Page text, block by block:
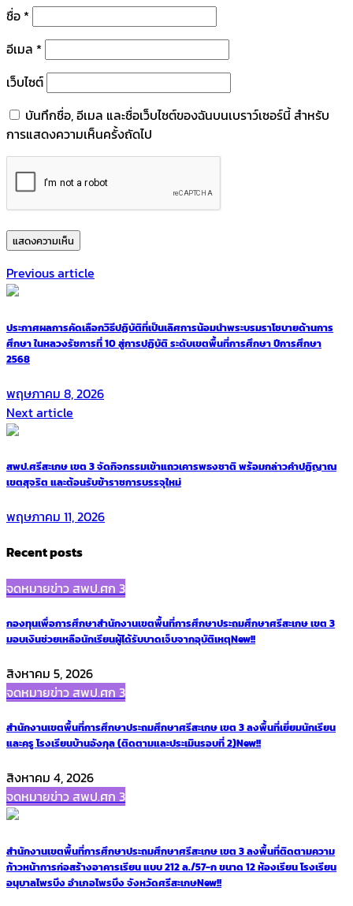
ชื่อ *
อีเมล *
เว็บไซต์
บันทึกชื่อ, อีเมล และชื่อเว็บไซต์ของฉันบนเบราว์เซอร์นี้ สำหรับ
การแสดงความเห็นครั้งถัดไป
Previous article
ประกาศผลการคัดเลือกวิธีปฏิบัติที่เป็นเลิศการน้อมนำพระบรมราโชบายด้านการ
ศึกษา ในหลวงรัชการที่ 10 สู่การปฏิบัติ ระดับเขตพื้นที่การศึกษา ปีการศึกษา
2568
พฤษภาคม 8, 2026
Next article
สพป.ศรีสะเกษ เขต 3 จัดกิจกรรมเข้าแถวเคารพธงชาติ พร้อมกล่าวคำปฏิญาณ
เขตสุจริต และต้อนรับข้าราชการบรรจุใหม่
พฤษภาคม 11, 2026
Recent posts
จดหมายข่าว สพป.ศก 3
กองทุนเพื่อการศึกษาสำนักงานเขตพื้นที่การศึกษาประถมศึกษาศรีสะเกษ เขต 3
มอบเงินช่วยเหลือนักเรียนผู้ได้รับบาดเจ็บจากอุบัติเหตุNew!!
สิงหาคม 5, 2026
จดหมายข่าว สพป.ศก 3
สำนักงานเขตพื้นที่การศึกษาประถมศึกษาศรีสะเกษ เขต 3 ลงพื้นที่เยี่ยมนักเรียน
และครู โรงเรียนบ้านอังกุล (ติดตามและประเมินรอบที่ 2)New!!
สิงหาคม 4, 2026
จดหมายข่าว สพป.ศก 3
สำนักงานเขตพื้นที่การศึกษาประถมศึกษาศรีสะเกษ เขต 3 ลงพื้นที่ติดตามความ
ก้าวหน้าการก่อสร้างอาคารเรียน แบบ 212 ล./57-ก ขนาด 12 ห้องเรียน โรงเรียน
อนุบาลไพรบึง อำเภอไพรบึง จังหวัดศรีสะเกษNew!!